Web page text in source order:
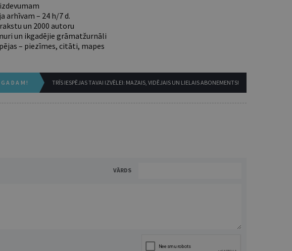
arhīvam – 24 h/7 d.
un 2000 autoru
un ikgadējie grāmatžurnāli
– piezīmes, citāti, mapes
TRĪS IESPĒJAS TAVAI IZVĒLEI: MAZAIS, VIDĒJAIS UN LIELAIS ABONEMENTS!
VĀRDS